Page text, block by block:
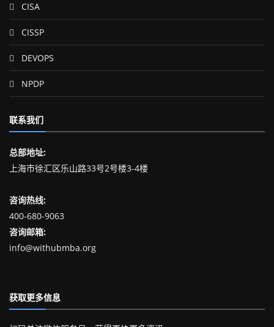
CISA
CISSP
DEVOPS
NPDP
联系我们
总部地址:
上海市徐汇区乐山路33号2号楼3-4楼
咨询热线:
400-680-9063
咨询邮箱:
info@withubmba.org
获取更多信息